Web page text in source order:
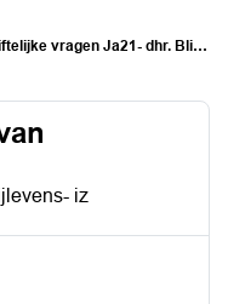
Ja21- dhr. Blijlevens- iz Stroomoverschot zon en wind
iz